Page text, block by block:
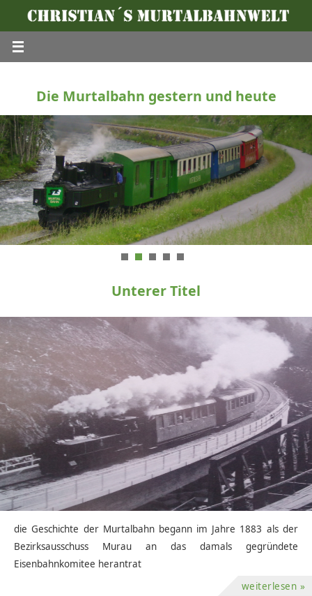
Die Murtalbahn gestern und heute
Unterer Titel
die Geschichte der Murtalbahn begann im Jahre 1883 als der
Bezirksausschuss Murau an das damals gegründete
Eisenbahnkomitee herantrat
weiterlesen »